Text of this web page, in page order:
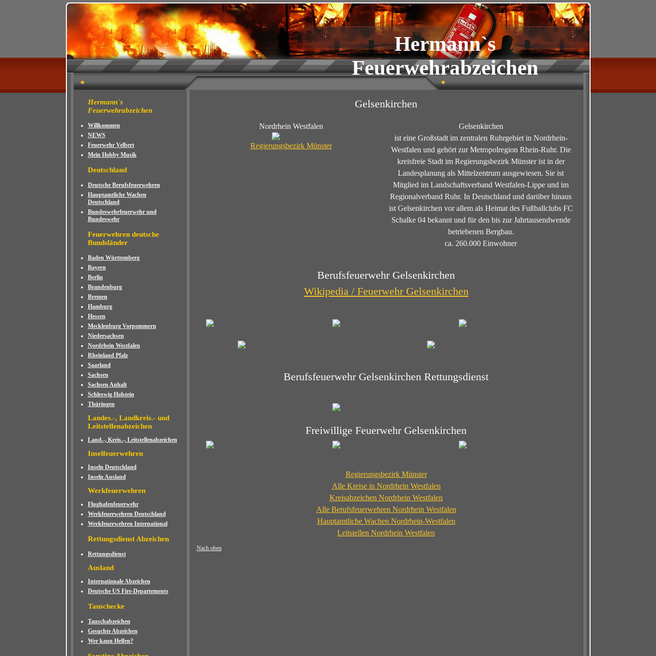
Hermann`s
Feuerwehrabzeichen
Hermann`s
Feuerwehrabzeichen
Willkommen
NEWS
Feuerwehr Velbert
Mein Hobby Musik
Deutschland
Deutsche Berufsfeuerwehren
Hauptamtliche Wachen
Deutschland
Bundeswehrfeuerwehr und
Bundeswehr
Feuerwehren deutsche
Bundsländer
Baden Württemberg
Bayern
Berlin
Brandenburg
Bremen
Hamburg
Hessen
Mecklenburg Vorpommern
Niedersachsen
Nordrhein Westfalen
Rheinland Pfalz
Saarland
Sachsen
Sachsen Anhalt
Schleswig Holstein
Thüringen
Landes.-, Landkreis.- und
Leitstellenabzeichen
Land.-, Kreis.-, Leitstellenabzeichen
Inselfeuerwehren
Inseln Deutschland
Inseln Ausland
Werkfeuerwehren
Flughafenfeuerwehr
Werkfeuerwehren Deutschland
Werkfeuerwehren International
Rettungsdienst Abzeichen
Rettungsdienst
Ausland
Internationale Abzeichen
Deutsche US Fire-Departements
Tauschecke
Tauschabzeichen
Gesuchte Abzeichen
Wer kann Helfen?
Gelsenkirchen
Nordrhein Westfalen
Regierungsbezirk Münster
Gelsenkirchen
ist eine Großstadt im zentralen Ruhrgebiet in Nordrhein-
Westfalen und gehört zur Metropolregion Rhein-Ruhr. Die
kreisfreie Stadt im Regierungsbezirk Münster ist in der
Landesplanung als Mittelzentrum ausgewiesen. Sie ist
Mitglied im Landschaftsverband Westfalen-Lippe und im
Regionalverband Ruhr. In Deutschland und darüber hinaus
ist Gelsenkirchen vor allem als Heimat des Fußballclubs FC
Schalke 04 bekannt und für den bis zur Jahrtausendwende
betriebenen Bergbau.
ca. 260.000 Einwohner
Berufsfeuerwehr Gelsenkirchen
Wikipedia / Feuerwehr Gelsenkirchen
Berufsfeuerwehr Gelsenkirchen Rettungsdienst
Freiwillige Feuerwehr Gelsenkirchen
Regierungsbezirk Münster
Alle Kreise in Nordrhein Westfalen
Kreisabzeichen Nordrhein Westfalen
Alle Berufsfeuerwehren Nordrhein Westfalen
Hauptamtliche Wachen Nordrhein-Westfalen
Leitstellen Nordrhein Westfalen
Nach oben